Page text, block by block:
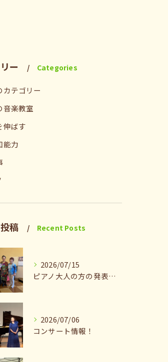
ー Categories
カテゴリー
音楽教室
伸ばす
能力
稿 Recent Posts
2026/07/15
ピアノ大人の方の発表会兼ねたお茶会🎵
2026/07/06
コンサート情報！